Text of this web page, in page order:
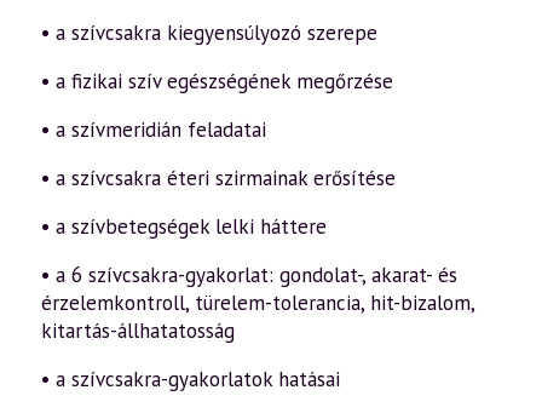
• a szívcsakra kiegyensúlyozó szerepe
• a fizikai szív egészségének megőrzése
• a szívmeridián feladatai
• a szívcsakra éteri szirmainak erősítése
• a szívbetegségek lelki háttere
• a 6 szívcsakra-gyakorlat: gondolat-, akarat- és
érzelemkontroll, türelem-tolerancia, hit-bizalom,
kitartás-állhatatosság
• a szívcsakra-gyakorlatok hatásai